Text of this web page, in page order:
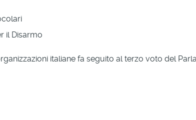
il Disarmo
italiane fa seguito al terzo voto del